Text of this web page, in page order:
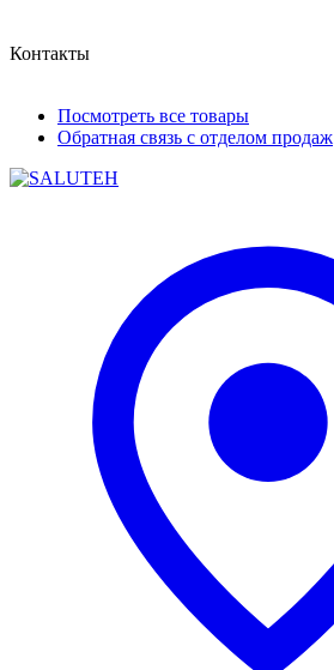
Контакты
Посмотреть все товары
Обратная связь с отделом продаж